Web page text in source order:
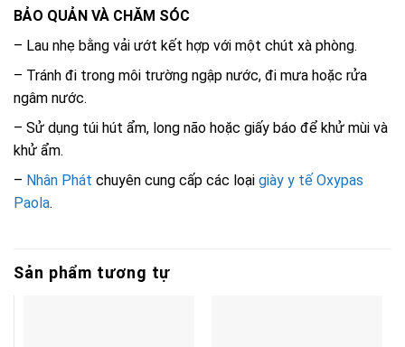
BẢO QUẢN VÀ CHĂM SÓC
– Lau nhẹ bằng vải ướt kết hợp với một chút xà phòng.
– Tránh đi trong môi trường ngập nước, đi mưa hoặc rửa
ngâm nước.
– Sử dụng túi hút ẩm, long não hoặc giấy báo để khử mùi và
khử ẩm.
– Nhân Phát chuyên cung cấp các loại giày y tế Oxypas
Paola.
Sản phẩm tương tự